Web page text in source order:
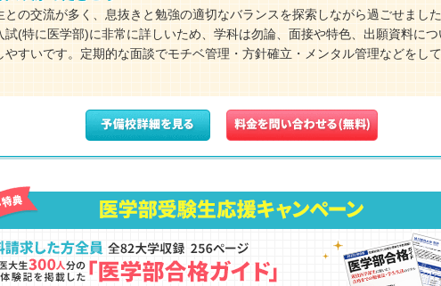
との交流が多く、息抜きと勉強の適切なバランスを探索しながら過ごせまし
試(特に医学部)に非常に詳しいため、学科は勿論、面接や特色、出願資料につ
やすいです。定期的な面談でモチベ管理・方針確立・メンタル管理などをし